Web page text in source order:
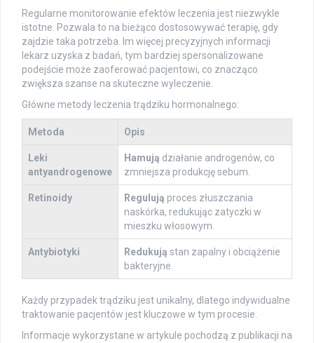
Regularne monitorowanie efektów leczenia jest niezwykle
istotne. Pozwala to na bieżąco dostosowywać terapię, gdy
zajdzie taka potrzeba. Im więcej precyzyjnych informacji
lekarz uzyska z badań, tym bardziej spersonalizowane
podejście może zaoferować pacjentowi, co znacząco
zwiększa szanse na skuteczne wyleczenie.
Główne metody leczenia trądziku hormonalnego:
Metoda Opis
Leki
antyandrogenowe
Hamują działanie androgenów, co
zmniejsza produkcję sebum.
Retinoidy Regulują proces złuszczania
naskórka, redukując zatyczki w
mieszku włosowym.
Antybiotyki Redukują stan zapalny i obciążenie
bakteryjne.
Każdy przypadek trądziku jest unikalny, dlatego indywidualne
traktowanie pacjentów jest kluczowe w tym procesie.
Informacje wykorzystane w artykule pochodzą z publikacji na